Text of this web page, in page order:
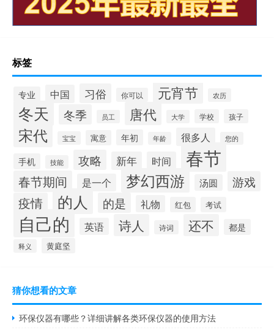
标签
专业 中国 习俗 你可以 元宵节 农历
冬天 冬季 员工 唐代 大学 学校 孩子
宋代 宝宝 寓意 年初 年龄 很多人 您的
手机 技能 攻略 新年 时间 春节
春节期间 是一个 梦幻西游 汤圆 游戏
疫情 的人 的是 礼物 红包 考试
自己的 英语 诗人 诗词 还不 都是
释义 黄庭坚
猜你想看的文章
环保仪器有哪些？详细讲解各类环保仪器的使用方法